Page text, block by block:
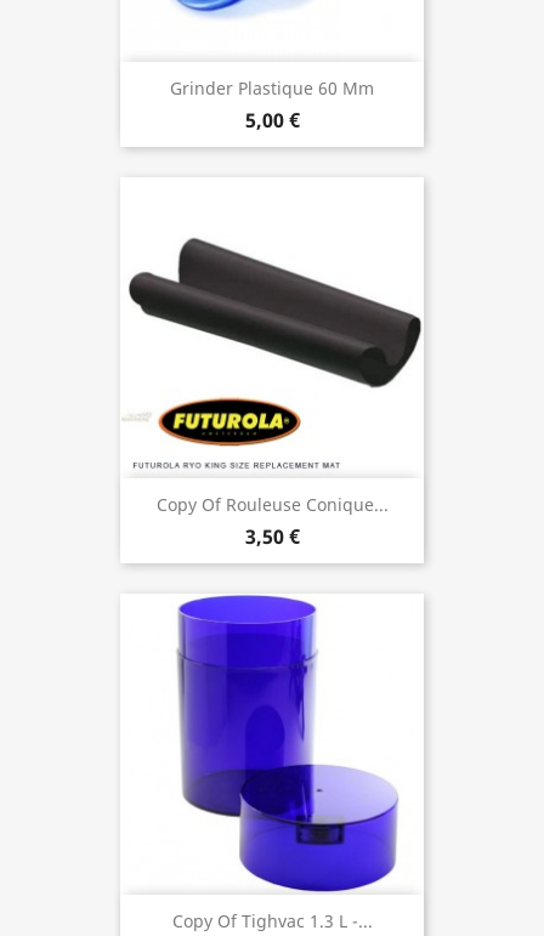
Grinder Plastique 60 Mm
5,00 €
Copy Of Rouleuse Conique...
3,50 €
Copy Of Tighvac 1.3 L -...